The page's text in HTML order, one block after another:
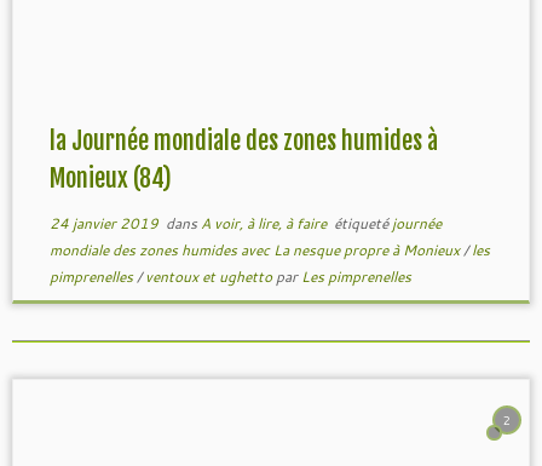
la Journée mondiale des zones humides à
Monieux (84)
24 janvier 2019dans A voir, à lire, à faire étiquetéjournée
mondiale des zones humides avec La nesque propre à Monieux/les
pimprenelles/ventoux et ughettoparLes pimprenelles
2